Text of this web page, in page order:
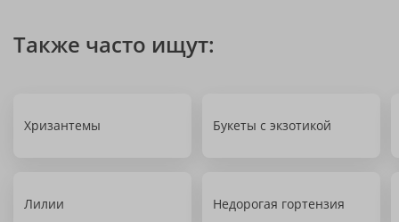
Также часто ищут:
Хризантемы Букеты с экзотикой
Лилии Недорогая гортензия